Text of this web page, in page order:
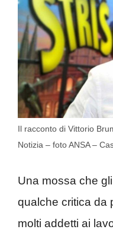
Il racconto di Vittorio
Notizia – foto ANSA –
Una mossa che
qualche critica da
molti addetti ai